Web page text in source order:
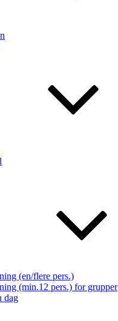
(en/flere pers.)
(min.12 pers.) for grupper
dag